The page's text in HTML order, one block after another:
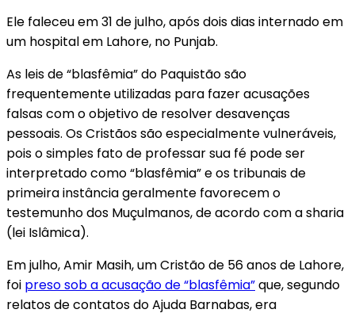
Ele faleceu em 31 de julho, após dois dias internado em
um hospital em Lahore, no Punjab.
As leis de “blasfêmia” do Paquistão são
frequentemente utilizadas para fazer acusações
falsas com o objetivo de resolver desavenças
pessoais. Os Cristãos são especialmente vulneráveis,
pois o simples fato de professar sua fé pode ser
interpretado como “blasfêmia” e os tribunais de
primeira instância geralmente favorecem o
testemunho dos Muçulmanos, de acordo com a sharia
(lei Islâmica).
Em julho, Amir Masih, um Cristão de 56 anos de Lahore,
foi preso sob a acusação de “blasfêmia”que, segundo
relatos de contatos do Ajuda Barnabas, era